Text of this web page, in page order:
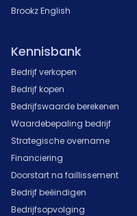
Brookz English
Kennisbank
Bedrijf verkopen
Bedrijf kopen
Bedrijfswaarde berekenen
Waardebepaling bedrijf
Strategische overname
Financiering
Doorstart na faillissement
Bedrijf beëindigen
Bedrijfsopvolging